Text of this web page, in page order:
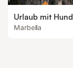
Urlaub mit Hund
Marbella